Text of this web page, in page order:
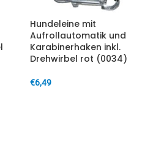
Hundeleine mit
Aufrollautomatik und
Karabinerhaken inkl.
Drehwirbel rot (0034)
€6,49